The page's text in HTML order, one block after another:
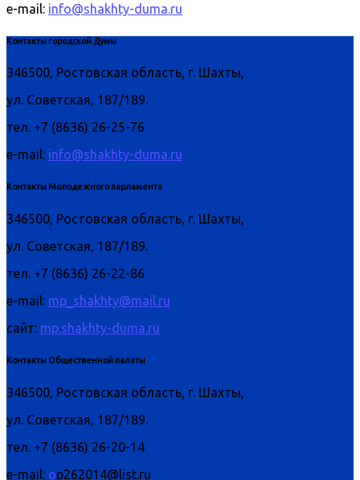
e-mail: info@shakhty-duma.ru
Контакты городской Думы
346500, Ростовская область, г. Шахты,
ул. Советская, 187/189.
тел. +7 (8636) 26-25-76
e-mail: info@shakhty-duma.ru
Контакты Молодежного парламента
346500, Ростовская область, г. Шахты,
ул. Советская, 187/189.
тел. +7 (8636) 26-22-86
e-mail: mp_shakhty@mail.ru
сайт: mp.shakhty-duma.ru
Контакты Общественной палаты
346500, Ростовская область, г. Шахты,
ул. Советская, 187/189.
тел. +7 (8636) 26-20-14
e-mail: op262014@list.ru